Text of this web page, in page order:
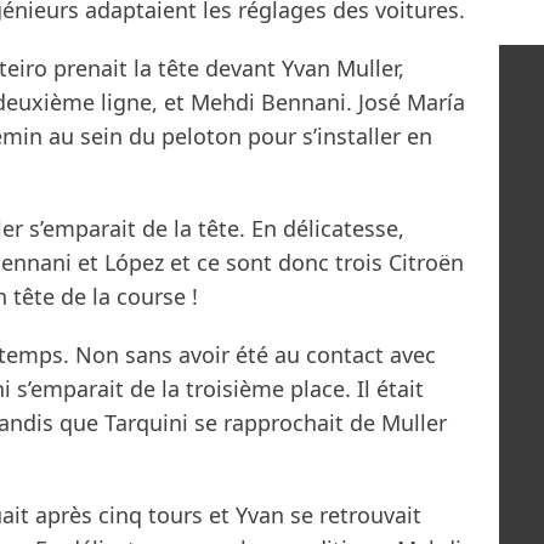
adaptaient les réglages des voitures.
prenait la tête devant Yvan Muller,
ligne, et Mehdi Bennani. José María
au sein du peloton pour s’installer en
s’emparait de la tête. En délicatesse,
et López et ce sont donc trois Citroën
tête de la course !
Non sans avoir été au contact avec
s’emparait de la troisième place. Il était
que Tarquini se rapprochait de Muller
après cinq tours et Yvan se retrouvait